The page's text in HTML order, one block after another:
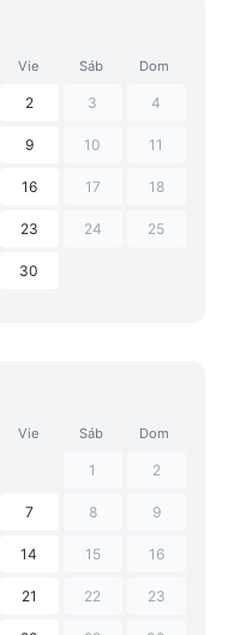
Vie Sáb Dom
2 3 4
9 10 11
16 17 18
23 24 25
30
Vie Sáb Dom
1 2
7 8 9
14 15 16
21 22 23